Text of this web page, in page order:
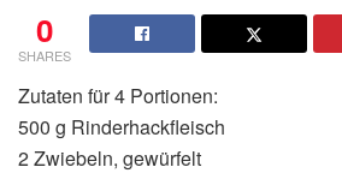
0
SHARES
Zutaten für 4 Portionen:
500 g Rinderhackfleisch
2 Zwiebeln, gewürfelt